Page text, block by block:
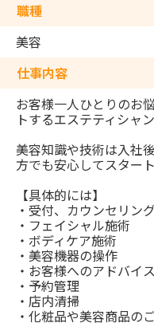
職種
美容
仕事内容
お客様一人ひとりのお
トするエステティシャ
美容知識や技術は入社
方でも安心してスタート
【具体的には】
・受付、カウンセリン
・フェイシャル施術
・ボディケア施術
・美容機器の操作
・お客様へのアドバイス
・予約管理
・店内清掃
・化粧品や美容商品の